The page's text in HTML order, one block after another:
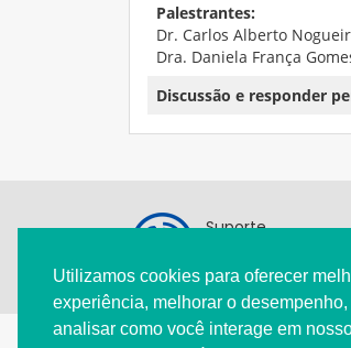
Utilizamos cookies para oferecer
experiência, melhorar o desempenho,
analisar como você interage em
Palestrantes:
Dr. Carlos Alberto
Dra. Daniela França
Discussão e responder
Suporte